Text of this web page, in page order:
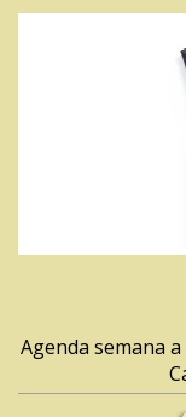
Agenda semana